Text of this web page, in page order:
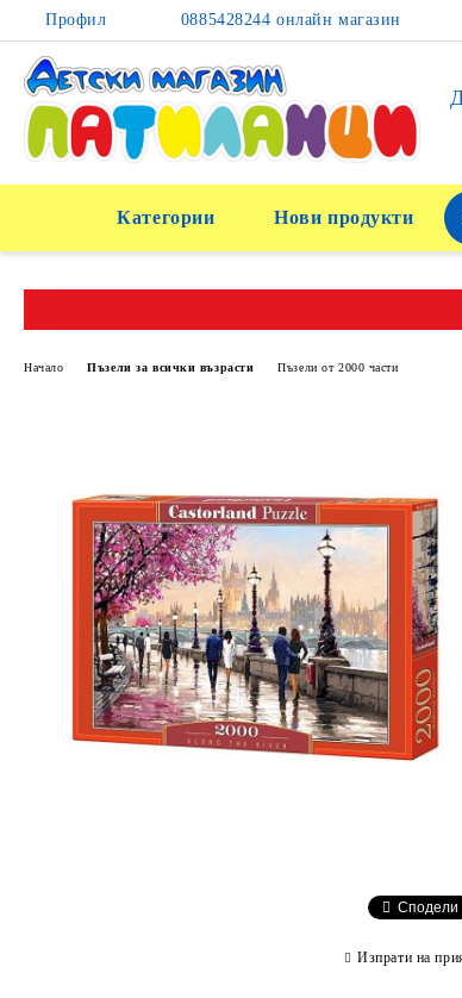
Профил 0885428244 онлайн магазин
Категории Нови продукти
Начало Пъзели за всички възрасти Пъзели от 2000 части
Сподели
Изпрати на